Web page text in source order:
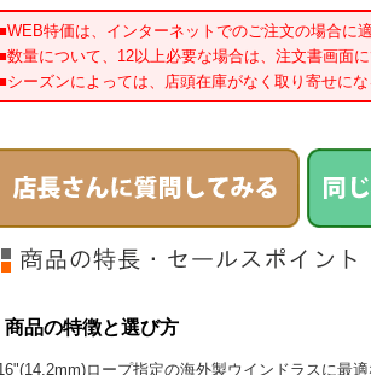
特価は、インターネットでのご注文の場合に
数量について、12以上必要な場合は、注文書画面に
シーズンによっては、店頭在庫がなく取り寄せにな
商品の特徴と選び方
ロープ指定の海外製ウインドラスに最